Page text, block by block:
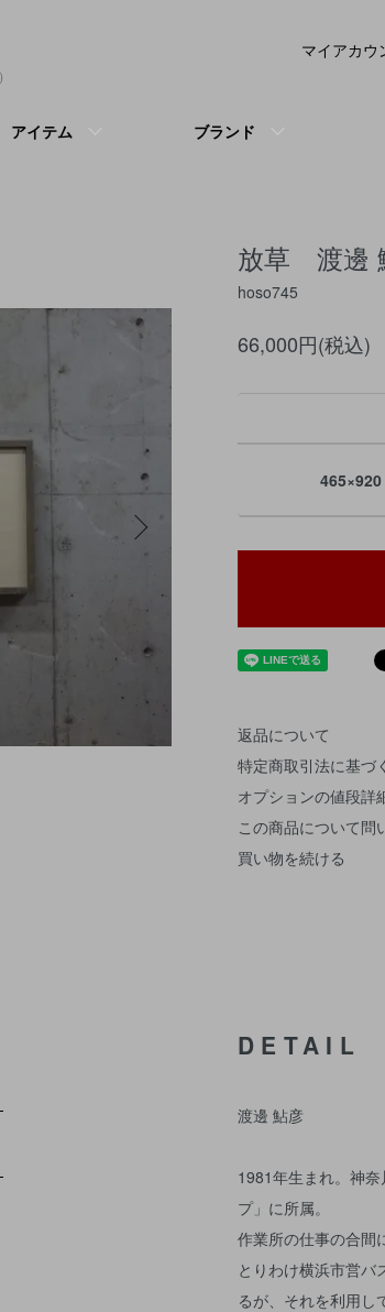
アイテム ブランド
マイアカウ
放草 渡邊
hoso745
66,000円(税込)
465×920
返品について
特定商取引法に基づ
オプションの値段詳
この商品について問
買い物を続ける
DETAIL
渡邊 鮎彦
1981年生まれ。神
プ」に所属。
作業所の仕事の合間
とりわけ横浜市営バ
るが、それを利用し